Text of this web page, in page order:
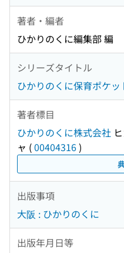
著者・編者
ひかりのくに編集部 編
シリーズタイトル
ひかりのくに保育ポケッ
著者標目
ひかりのくに株式会社
ャ (00404316)
出版事項
大阪 : ひかりのくに
出版年月日等